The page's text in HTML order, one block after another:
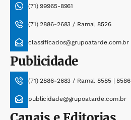
(71) 99965-8961
(71) 2886-2683 / Ramal 8526
classificados@grupoatarde.com.br
Publicidade
(71) 2886-2683 / Ramal 8585 | 8586
publicidade@grupoatarde.com.br